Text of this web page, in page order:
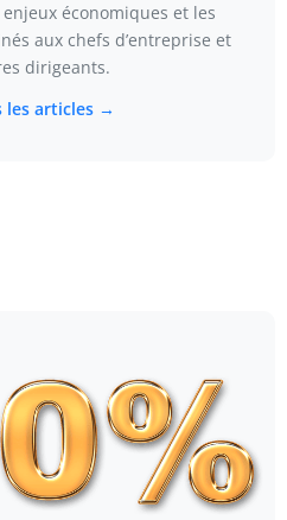
économiques et les
aux chefs d’entreprise et
dirigeants.
les articles →